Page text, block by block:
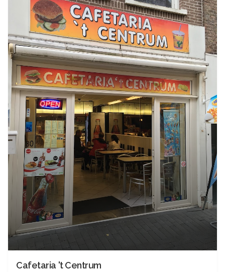
Cafetaria 't Centrum